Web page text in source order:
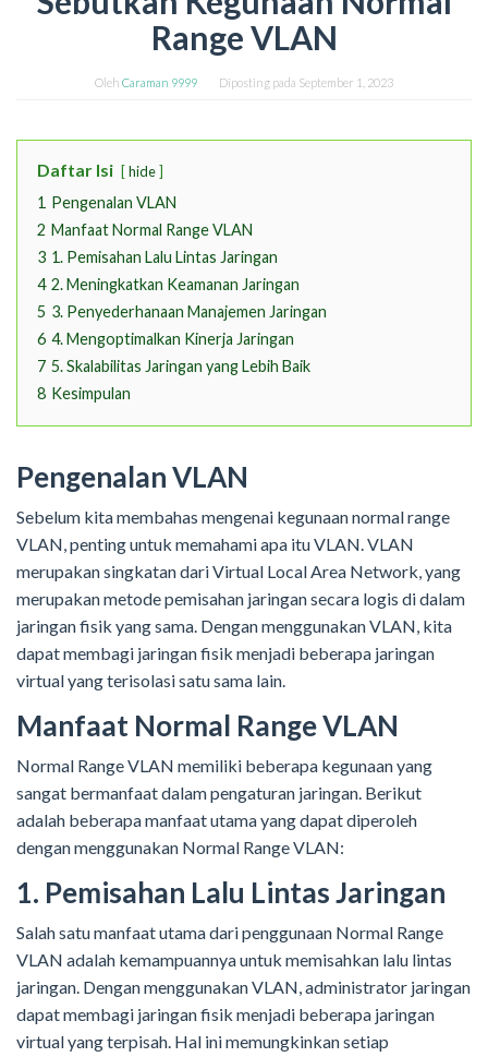
Range VLAN
Oleh Caraman 9999 Diposting pada September 1, 2023
Daftar Isi hide
1 Pengenalan VLAN
2 Manfaat Normal Range VLAN
3 1. Pemisahan Lalu Lintas Jaringan
4 2. Meningkatkan Keamanan Jaringan
5 3. Penyederhanaan Manajemen Jaringan
6 4. Mengoptimalkan Kinerja Jaringan
7 5. Skalabilitas Jaringan yang Lebih Baik
8 Kesimpulan
Pengenalan VLAN
Sebelum kita membahas mengenai kegunaan normal range
VLAN, penting untuk memahami apa itu VLAN. VLAN
merupakan singkatan dari Virtual Local Area Network, yang
merupakan metode pemisahan jaringan secara logis di dalam
jaringan fisik yang sama. Dengan menggunakan VLAN, kita
dapat membagi jaringan fisik menjadi beberapa jaringan
virtual yang terisolasi satu sama lain.
Manfaat Normal Range VLAN
Normal Range VLAN memiliki beberapa kegunaan yang
sangat bermanfaat dalam pengaturan jaringan. Berikut
adalah beberapa manfaat utama yang dapat diperoleh
dengan menggunakan Normal Range VLAN:
1. Pemisahan Lalu Lintas Jaringan
Salah satu manfaat utama dari penggunaan Normal Range
VLAN adalah kemampuannya untuk memisahkan lalu lintas
jaringan. Dengan menggunakan VLAN, administrator jaringan
dapat membagi jaringan fisik menjadi beberapa jaringan
virtual yang terpisah. Hal ini memungkinkan setiap